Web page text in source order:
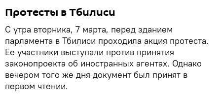
Протесты в Тбилиси
С утра вторника, 7 марта, перед зданием
парламента в Тбилиси проходила акция протеста.
Ее участники выступали против принятия
законопроекта об иностранных агентах. Однако
вечером того же дня документ был принят в
первом чтении.